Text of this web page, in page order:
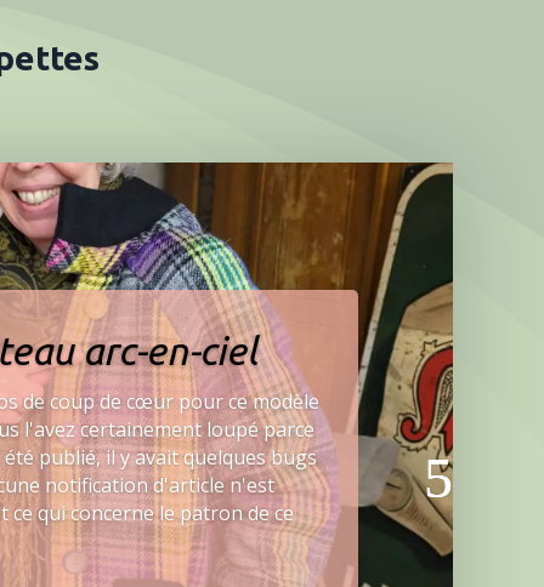
arc-en-ciel
de coup de cœur pour ce modèle
l'avez certainement loupé parce
publié, il y avait quelques bugs
notification d'article n'est
ce qui concerne le patron de ce